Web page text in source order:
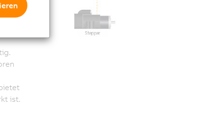
ist.